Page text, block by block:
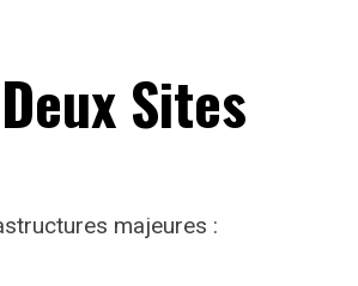
Sites
majeures :